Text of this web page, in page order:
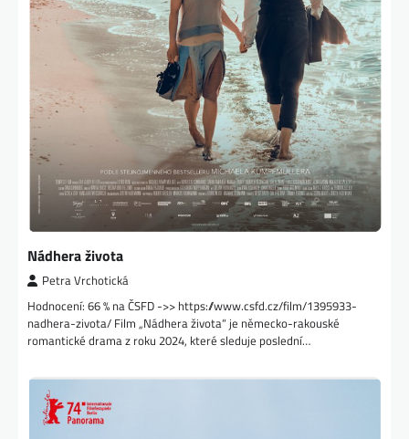
Nádhera života
Petra Vrchotická
Hodnocení: 66 % na ČSFD ->> https://www.csfd.cz/film/1395933-
nadhera-zivota/ Film „Nádhera života“ je německo-rakouské
romantické drama z roku 2024, které sleduje poslední…